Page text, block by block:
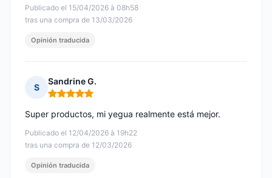
Publicado el 15/04/2026 à 08h58
tras una compra de 13/03/2026
Opinión traducida
S
Sandrine G.
Nota: 5 de 5
Publicado el 12/04/2026 à 19h22
tras una compra de 12/03/2026
Super productos, mi yegua realmente está mejor.
Opinión traducida